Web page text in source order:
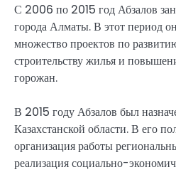
С 2006 по 2015 год Абзалов
города Алматы. В этот период
множество проектов по
строительству жилья и
горожан.
В 2015 году Абзалов был
Казахстанской области. В его
организация работы
реализация социально-